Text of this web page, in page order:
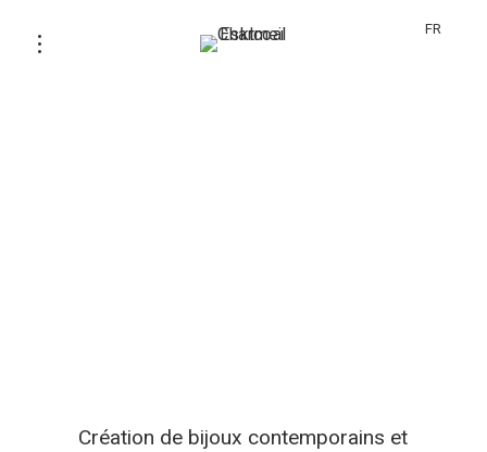
FR
Création de bijoux contemporains et